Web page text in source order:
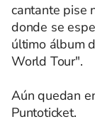
cantante pise
donde se
último álbum
World Tour".
Aún quedan
Puntoticket.